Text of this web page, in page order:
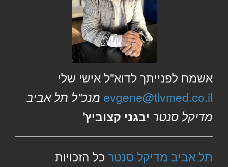
אשמח לפנייתך לדוא"ל אישי שלי
evgene@tlvmed.co.il מנכ"ל תל אביב
מדיקל סנטר יבגני קצוביץ'
תל אביב מדיקל סנטר כל הזכויות